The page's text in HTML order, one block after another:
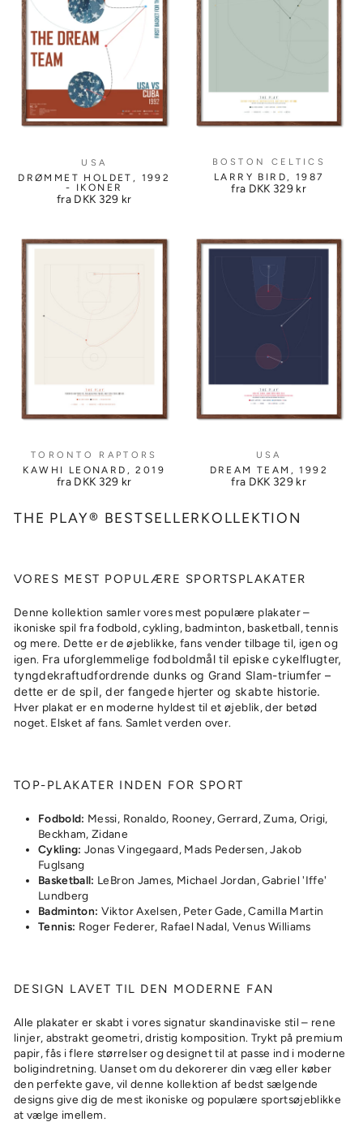
USA
DRØMMET HOLDET, 1992
- IKONER
fra DKK 329 kr
BOSTON CELTICS
LARRY BIRD, 1987
fra DKK 329 kr
TORONTO RAPTORS
KAWHI LEONARD, 2019
fra DKK 329 kr
USA
DREAM TEAM, 1992
fra DKK 329 kr
THE PLAY® BESTSELLERKOLLEKTION
VORES MEST POPULÆRE SPORTSPLAKATER
Denne kollektion samler vores mest populære plakater –
ikoniske spil fra fodbold, cykling, badminton, basketball, tennis
og mere. Dette er de øjeblikke, fans vender tilbage til, igen og
igen. Fra uforglemmelige fodboldmål til episke cykelflugter,
tyngdekraftudfordrende dunks og Grand Slam-triumfer –
dette er de spil, der fangede hjerter og skabte historie.
Hver plakat er en moderne hyldest til et øjeblik, der betød
noget. Elsket af fans. Samlet verden over.
TOP-PLAKATER INDEN FOR SPORT
Fodbold: Messi, Ronaldo, Rooney, Gerrard, Zuma, Origi,
Beckham, Zidane
Cykling: Jonas Vingegaard, Mads Pedersen, Jakob
Fuglsang
Basketball: LeBron James, Michael Jordan, Gabriel 'Iffe'
Lundberg
Badminton: Viktor Axelsen, Peter Gade, Camilla Martin
Tennis: Roger Federer, Rafael Nadal, Venus Williams
DESIGN LAVET TIL DEN MODERNE FAN
Alle plakater er skabt i vores signatur skandinaviske stil – rene
linjer, abstrakt geometri, dristig komposition. Trykt på premium
papir, fås i flere størrelser og designet til at passe ind i moderne
boligindretning. Uanset om du dekorerer din væg eller køber
den perfekte gave, vil denne kollektion af bedst sælgende
designs give dig de mest ikoniske og populære sportsøjeblikke
at vælge imellem.